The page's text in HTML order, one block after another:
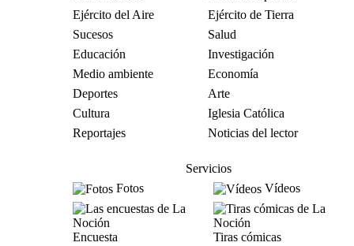
Ejército del Aire
Ejército de Tierra
Sucesos
Salud
Educación
Investigación
Medio ambiente
Economía
Deportes
Arte
Cultura
Iglesia Católica
Reportajes
Noticias del lector
Servicios
Fotos
Vídeos
Encuesta Tiras cómicas